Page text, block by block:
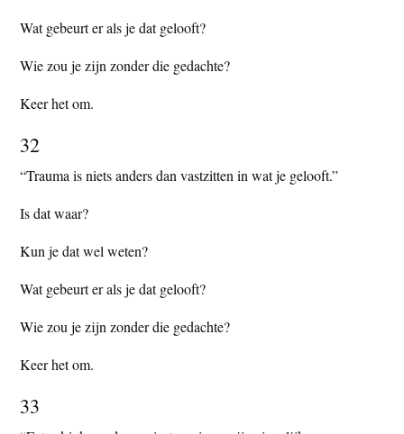
Wat gebeurt er als je dat gelooft?
Wie zou je zijn zonder die gedachte?
Keer het om.
32
“Trauma is niets anders dan vastzitten in wat je gelooft.”
Is dat waar?
Kun je dat wel weten?
Wat gebeurt er als je dat gelooft?
Wie zou je zijn zonder die gedachte?
Keer het om.
33